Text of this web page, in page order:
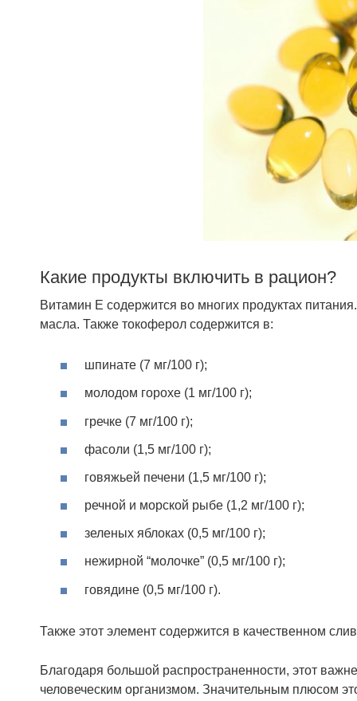
Какие продукты включить в рацион?
Витамин Е содержится во многих продуктах
масла. Также токоферол содержится в:
шпинате (7 мг/100 г);
молодом горохе (1 мг/100 г);
гречке (7 мг/100 г);
фасоли (1,5 мг/100 г);
говяжьей печени (1,5 мг/100 г);
речной и морской рыбе (1,2 мг/100 г);
зеленых яблоках (0,5 мг/100 г);
нежирной “молочке” (0,5 мг/100 г);
говядине (0,5 мг/100 г).
Также этот элемент содержится в качественном
Благодаря большой распространенности, этот
человеческим организмом. Значительным плюсом